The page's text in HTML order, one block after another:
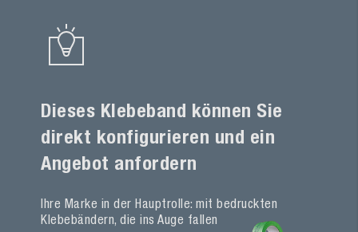
Dieses Klebeband können Sie
direkt konfigurieren und ein
Angebot anfordern
Ihre Marke in der Hauptrolle: mit bedruckten
Klebebändern, die ins Auge fallen